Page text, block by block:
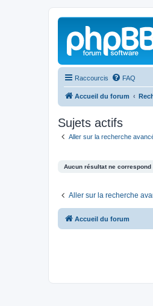
Raccourcis FAQ
Accueil du forum
Sujets actifs
Aller sur la recherche
Aucun résultat ne
Aller sur la recherche
Accueil du forum